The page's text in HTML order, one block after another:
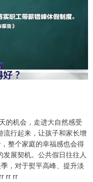
的机会，走进大自然感受
行起来，让孩子和家长增
整个家庭的幸福感也会得
展契机。公共假日往往人
，对于熨平高峰、提升淡
rr rr